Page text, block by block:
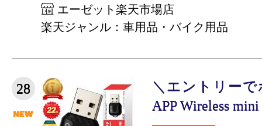
エーゼット楽天市場店
楽天ジャンル：車用品・バイク用品
28
＼エントリー
APP Wireless